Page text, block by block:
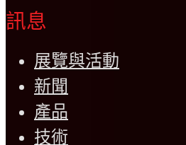
訊息
展覽與活動
新聞
產品
技術